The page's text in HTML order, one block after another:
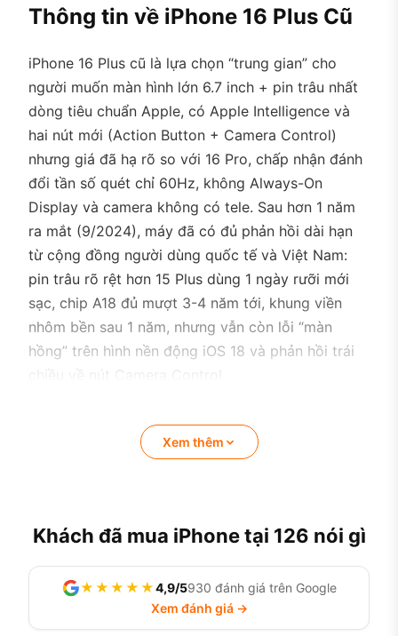
Thông tin về iPhone 16 Plus Cũ
iPhone 16 Plus cũ là lựa chọn “trung gian” cho
người muốn màn hình lớn 6.7 inch + pin trâu nhất
dòng tiêu chuẩn Apple, có Apple Intelligence và
hai nút mới (Action Button + Camera Control)
nhưng giá đã hạ rõ so với 16 Pro, chấp nhận đánh
đổi tần số quét chỉ 60Hz, không Always-On
Display và camera không có tele. Sau hơn 1 năm
ra mắt (9/2024), máy đã có đủ phản hồi dài hạn
từ cộng đồng người dùng quốc tế và Việt Nam:
pin trâu rõ rệt hơn 15 Plus dùng 1 ngày rưỡi mới
sạc, chip A18 đủ mượt 3-4 năm tới, khung viền
nhôm bền sau 1 năm, nhưng vẫn còn lỗi “màn
hồng” trên hình nền động iOS 18 và phản hồi trái
chiều về nút Camera Control.
Xem thêm
Khách đã mua iPhone tại 126 nói gì
★★★★★4,9/5930 đánh giá trên Google
Xem đánh giá →